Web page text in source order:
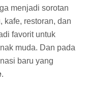
menjadi sorotan
kafe, restoran, dan
favorit untuk
muda. Dan pada
baru yang
.